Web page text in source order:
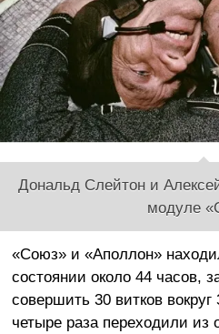
Дональд Слейтон и
модуле
«Союз» и «Аполлон»
состоянии около 44 часов,
совершить 30 витков
четыре раза переходили из